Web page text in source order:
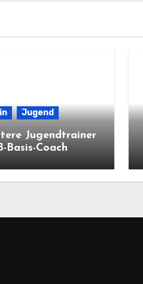
Jugend
Jugendtrainer
Basis-Coach